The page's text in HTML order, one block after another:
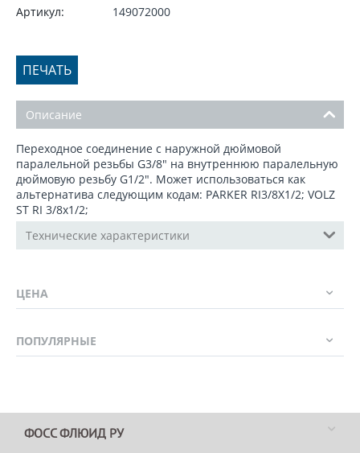
Артикул: 149072000
ПЕЧАТЬ
Описание
Переходное соединение с наружной дюймовой
паралельной резьбы G3/8" на внутреннюю паралельную
дюймовую резьбу G1/2". Может использоваться как
альтернатива следующим кодам: PARKER RI3/8X1/2; VOLZ
ST RI 3/8x1/2;
Технические характеристики
ЦЕНА
ПОПУЛЯРНЫЕ
ФОСС ФЛЮИД РУ